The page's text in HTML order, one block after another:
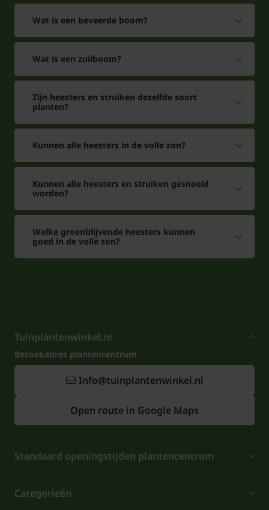
Wat is een beveerde boom?
Wat is een zuilboom?
Zijn heesters en struiken dezelfde soort
planten?
Kunnen alle heesters in de volle zon?
Kunnen alle heesters en struiken gesnoeid
worden?
Welke groenblijvende heesters kunnen
goed in de volle zon?
Tuinplantenwinkel.nl
Bezoekadres plantencentrum
Info@tuinplantenwinkel.nl
Open route in Google Maps
Standaard openingstijden plantencentrum
Categorieën